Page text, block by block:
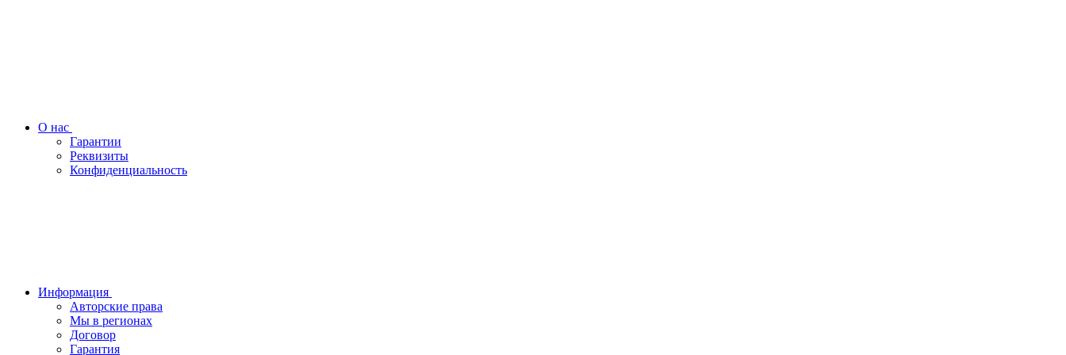
О нас
Гарантии
Реквизиты
Конфиденциальность
Информация
Авторские права
Мы в регионах
Договор
Гарантия